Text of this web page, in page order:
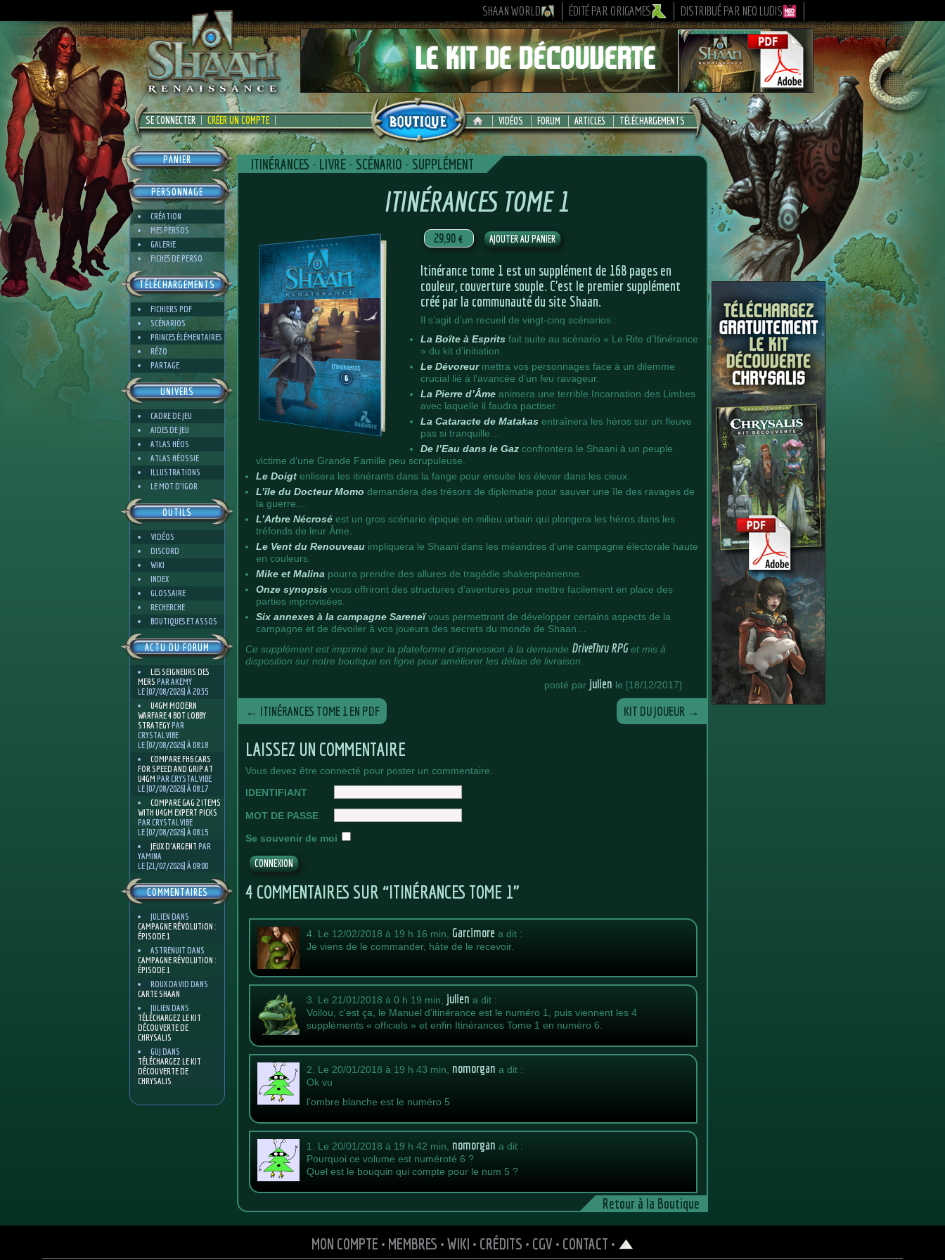
SHAAN WORLD ÉDITÉ PAR ORIGAMES DISTRIBUÉ PAR NEO LUDIS
SE CONNECTER CRÉER UN COMPTE VIDÉOS FORUM ARTICLES TÉLÉCHARGEMENTS
PANIER
PERSONNAGE
CRÉATION
MES PERSOS
GALERIE
FICHES DE PERSO
TÉLÉCHARGEMENTS
FICHIERS PDF
SCÉNARIOS
PRINCES ÉLÉMENTAIRES
RÉZO
PARTAGE
UNIVERS
CADRE DE JEU
AIDES DE JEU
ATLAS HÉOS
ATLAS HÉOSSIE
ILLUSTRATIONS
LE MOT D'IGOR
OUTILS
VIDÉOS
DISCORD
WIKI
INDEX
GLOSSAIRE
RECHERCHE
BOUTIQUES ET ASSOS
ACTU DU FORUM
LES SEIGNEURS DES
MERS PAR AKEMY
LE [07/08/2026] À 20:35
U4GM MODERN
WARFARE 4 BOT LOBBY
STRATEGYPAR
CRYSTALVIBE
LE [07/08/2026] À 08:18
COMPARE FH6 CARS
FOR SPEED AND GRIP AT
U4GM PAR CRYSTALVIBE
LE [07/08/2026] À 08:17
COMPARE GAG 2 ITEMS
WITH U4GM EXPERT PICKS
PAR CRYSTALVIBE
LE [07/08/2026] À 08:15
JEUX D'ARGENT PAR
YAMINA
LE [21/07/2026] À 09:00
COMMENTAIRES
JULIEN DANS
CAMPAGNE RÉVOLUTION :
ÉPISODE 1
ASTRENUIT DANS
CAMPAGNE RÉVOLUTION :
ÉPISODE 1
ROUX DAVID DANS
CARTE SHAAN
JULIEN DANS
TÉLÉCHARGEZ LE KIT
DÉCOUVERTE DE
CHRYSALIS
GUJ DANS
TÉLÉCHARGEZ LE KIT
DÉCOUVERTE DE
CHRYSALIS
ITINÉRANCES - LIVRE - SCÉNARIO - SUPPLÉMENT
ITINÉRANCES TOME 1
29,90 €
Itinérance tome 1 est un supplément de 168 pages en
couleur, couverture souple. C’est le premier supplément
créé par la communauté du site Shaan.
Il s’agit d’un recueil de vingt-cinq scénarios :
La Boîte à Esprits fait suite au scénario « Le Rite d’Itinérance
» du kit d’initiation.
Le Dévoreurmettra vos personnages face à un dilemme
crucial lié à l’avancée d’un feu ravageur.
La Pierre d’Âme animera une terrible Incarnation des Limbes
avec laquelle il faudra pactiser.
La Cataracte de Matakas entraînera les héros sur un fleuve
pas si tranquille…
De l’Eau dans le Gaz confrontera le Shaani à un peuple
victime d’une Grande Famille peu scrupuleuse.
Le Doigt enlisera les itinérants dans la fange pour ensuite les élever dans les cieux.
L’île du Docteur Momo demandera des trésors de diplomatie pour sauver une île des ravages de
la guerre…
L’Arbre Nécrosé est un gros scénario épique en milieu urbain qui plongera les héros dans les
tréfonds de leur Âme.
Le Vent du Renouveau impliquera le Shaani dans les méandres d’une campagne électorale haute
en couleurs.
Mike et Malina pourra prendre des allures de tragédie shakespearienne.
Onze synopsis vous offriront des structures d’aventures pour mettre facilement en place des
parties improvisées.
Six annexes à la campagne Sareneïvous permettront de développer certains aspects de la
campagne et de dévoiler à vos joueurs des secrets du monde de Shaan…
Ce supplément est imprimé sur la plateforme d’impression à la demande DriveThru RPG et mis à
disposition sur notre boutique en ligne pour améliorer les délais de livraison.
posté par julien le [18/12/2017]
← ITINÉRANCES TOME 1 EN PDF KIT DU JOUEUR →
LAISSEZ UN COMMENTAIRE
Vous devez être connecté pour poster un commentaire.
IDENTIFIANT
MOT DE PASSE
Se souvenir de moi
4 COMMENTAIRES SUR “ITINÉRANCES TOME 1”
4. Le 12/02/2018 à 19 h 16 min, Garcimore a dit :
Je viens de le commander, hâte de le recevoir.
3. Le 21/01/2018 à 0 h 19 min, julien a dit :
Voilou, c’est ça, le Manuel d’itinérance est le numéro 1, puis viennent les 4
suppléments « officiels » et enfin Itinérances Tome 1 en numéro 6.
2. Le 20/01/2018 à 19 h 43 min, nomorgan a dit :
Ok vu
l’ombre blanche est le numéro 5
1. Le 20/01/2018 à 19 h 42 min, nomorgan a dit :
Pourquoi ce volume est numéroté 6 ?
Quel est le bouquin qui compte pour le num 5 ?
Retour à la Boutique
MON COMPTE • MEMBRES • WIKI • CRÉDITS • CGV • CONTACT •